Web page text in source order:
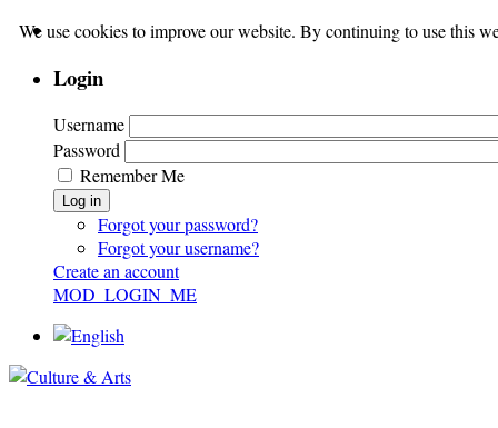
Login
Username
Password
Remember Me
Log in
Forgot your password?
Forgot your username?
Create an account
MOD_LOGIN_ME
We use cookies to improve our website. By continuing to use this